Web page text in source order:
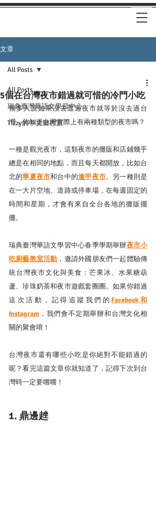
文章
All Posts
瑞典臺灣華語文學習中心
Tizzy的中文樂教室
All Posts
5個在台灣夜市錯過就可惜的冷門小吃
很多人說如果沒去逛過夜市就等於沒去過台
灣，你知道台灣實際上有兩種類型的夜市嗎？
一種是觀光夜市，這類夜市的攤販和店鋪幾乎
總是在相同的地點，而且每天都開放，比如台
北的寧夏夜市和台中的逢甲夜市。另一種則是
在一大片空地、道路或停車場，在每週固定的
時間和星期，才會有來自全台各地的攤販擺
攤。
瑞典臺灣華語文學習中心春季學期舉辦夜市小
吃廚藝教室活動 ，邀請外國朋友們一起體驗傳
統台灣夜市文化與美食：芒果冰、水果糖葫
蘆、珍珠奶茶和夜市遊戲套圈圈。如果你錯過
這次活動，記得追蹤我們的 Facebook 和
Instagram ，我們會不定期舉辦和台灣文化相
關的聚會唷！
台灣夜市還有哪些小吃是你絕對不能錯過的
呢？看完這篇文章你就知道了，記得下次到台
灣時一定要嚐嚐！
1. 鼎邊趖